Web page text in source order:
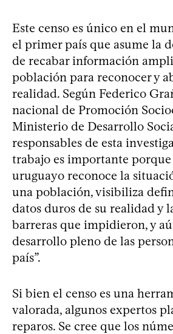
Este censo es único en el
el primer país que asume la
de recabar información
población para reconocer y
realidad. Según Federico
nacional de Promoción
Ministerio de Desarrollo
responsables de esta
trabajo es importante porque
uruguayo reconoce la
una población, visibiliza
datos duros de su realidad y
barreras que impidieron, y
desarrollo pleno de las
país”.
Si bien el censo es una
valorada, algunos expertos
reparos. Se cree que los